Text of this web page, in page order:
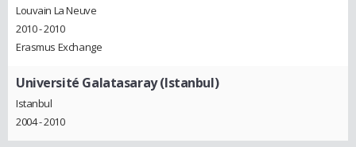
Louvain La Neuve
2010 - 2010
Erasmus Exchange
Université Galatasaray (Istanbul)
Istanbul
2004 - 2010